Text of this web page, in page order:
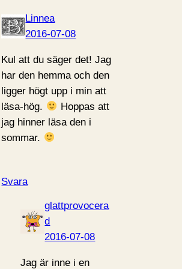
Linnea
2016-07-08
Kul att du säger det! Jag
har den hemma och den
ligger högt upp i min att
läsa-hög.
Hoppas att
jag hinner läsa den i
sommar.
Svara
glattprovocera
d
2016-07-08
Jag är inne i en